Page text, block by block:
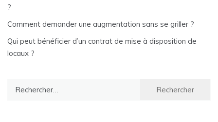
?
Comment demander une augmentation sans se griller ?
Qui peut bénéficier d’un contrat de mise à disposition de
locaux ?